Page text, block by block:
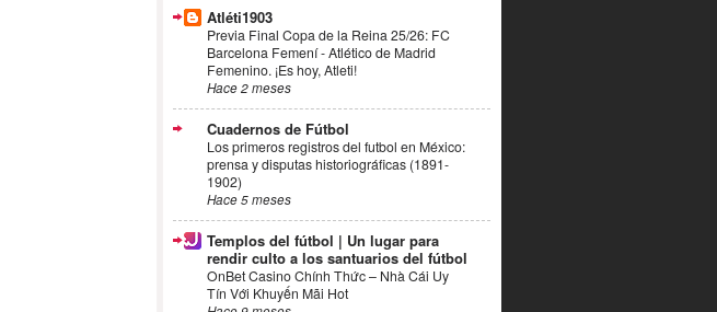
Atléti1903
Previa Final Copa de la Reina 25/26: FC
Barcelona Femení - Atlético de Madrid
Femenino. ¡Es hoy, Atleti!
Hace 2 meses
Cuadernos de Fútbol
Los primeros registros del futbol en México:
prensa y disputas historiográficas (1891-
1902)
Hace 5 meses
Templos del fútbol | Un lugar para
rendir culto a los santuarios del fútbol
OnBet Casino Chính Thức – Nhà Cái Uy
Tín Với Khuyến Mãi Hot